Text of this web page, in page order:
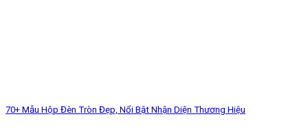
70+ Mẫu Hộp Đèn Tròn Đẹp, Nổi Bật Nhận Diện Thương Hiệu